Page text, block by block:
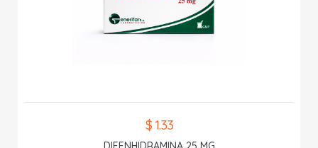
$ 1.33